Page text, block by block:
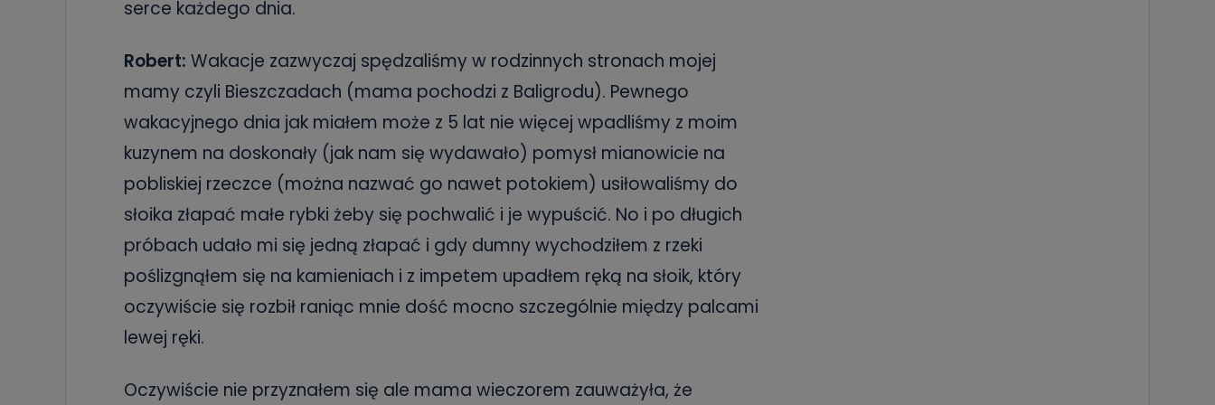
serce każdego dnia.
Robert: Wakacje zazwyczaj spędzaliśmy w rodzinnych stronach mojej
mamy czyli Bieszczadach (mama pochodzi z Baligrodu). Pewnego
wakacyjnego dnia jak miałem może z 5 lat nie więcej wpadliśmy z moim
kuzynem na doskonały (jak nam się wydawało) pomysł mianowicie na
pobliskiej rzeczce (można nazwać go nawet potokiem) usiłowaliśmy do
słoika złapać małe rybki żeby się pochwalić i je wypuścić. No i po długich
próbach udało mi się jedną złapać i gdy dumny wychodziłem z rzeki
poślizgnąłem się na kamieniach i z impetem upadłem ręką na słoik, który
oczywiście się rozbił raniąc mnie dość mocno szczególnie między palcami
lewej ręki.
Oczywiście nie przyznałem się ale mama wieczorem zauważyła, że